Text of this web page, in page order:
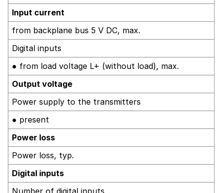
Input current
from backplane bus 5 V DC, max.
Digital inputs
● from load voltage L+ (without load), max.
Output voltage
Power supply to the transmitters
● present
Power loss
Power loss, typ.
Digital inputs
Number of digital inputs